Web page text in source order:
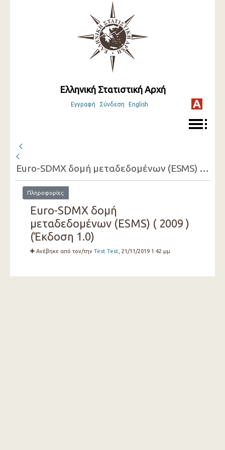
Ελληνική Στατιστική Αρχή
Εγγραφή Σύνδεση English
Euro-SDMX δομή μεταδεδομένων (ESMS) ( 2009 )
Πληροφορίες
Euro-SDMX δομή
μεταδεδομένων (ESMS) ( 2009 )
(Έκδοση 1.0)
Ανέβηκε από τον/την Test Test , 21/11/2019 1:42 μμ